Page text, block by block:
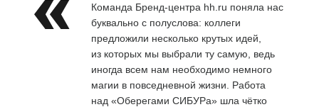
Команда Бренд-центра hh.ru поняла нас
буквально с полуслова: коллеги
предложили несколько крутых идей,
из которых мы выбрали ту самую, ведь
иногда всем нам необходимо немного
магии в повседневной жизни. Работа
над «Оберегами СИБУРа» шла чётко